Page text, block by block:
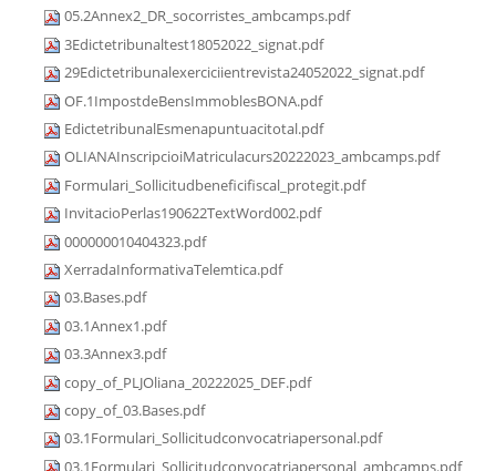
05.2Annex2_DR_socorristes_ambcamps.pdf
3Edictetribunaltest18052022_signat.pdf
29Edictetribunalexerciciientrevista24052022_signat.pdf
OF.1ImpostdeBensImmoblesBONA.pdf
EdictetribunalEsmenapuntuacitotal.pdf
OLIANAInscripcioiMatriculacurs20222023_ambcamps.pdf
Formulari_Sollicitudbeneficifiscal_protegit.pdf
InvitacioPerlas190622TextWord002.pdf
000000010404323.pdf
XerradaInformativaTelemtica.pdf
03.Bases.pdf
03.1Annex1.pdf
03.3Annex3.pdf
copy_of_PLJOliana_20222025_DEF.pdf
copy_of_03.Bases.pdf
03.1Formulari_Sollicitudconvocatriapersonal.pdf
03.1Formulari_Sollicitudconvocatriapersonal_ambcamps.pdf